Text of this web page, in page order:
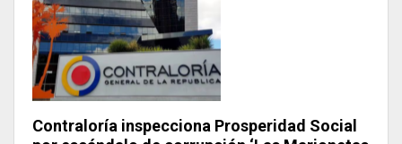
Contraloría inspecciona Prosperidad Social